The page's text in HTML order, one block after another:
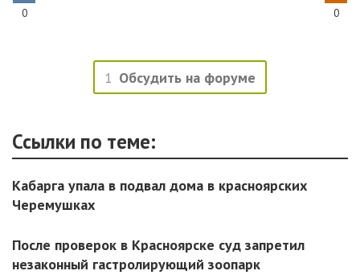
0 0
1 Обсудить на форуме
Ссылки по теме:
Кабарга упала в подвал дома в красноярских
Черемушках
После проверок в Красноярске суд запретил
незаконный гастролирующий зоопарк